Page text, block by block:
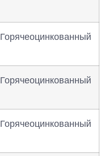
Горячеоцинкованный
Горячеоцинкованный
Горячеоцинкованный